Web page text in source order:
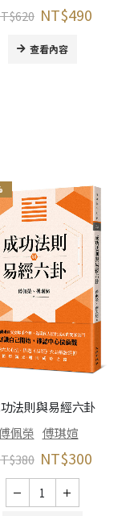
620 NT$490
查看內容
法則與易經六卦
佩榮 傅琪媗
380 NT$300